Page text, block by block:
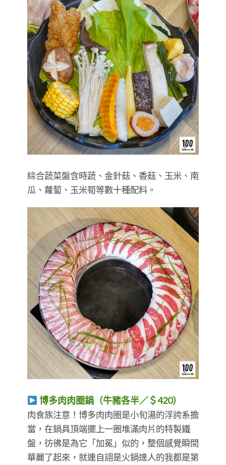
綜合蔬菜盤含時蔬、金針菇、香菇、玉米、南
瓜、蘿蔔、玉米筍等數十種配料。
博多肉肉圈鍋（牛豬各半／＄420）
肉食族注意！博多肉肉圈是小旬湯的浮誇系擔
當，在鍋具頂端擺上一圈堆滿肉片的特製鐵
盤，彷彿是為它「加冕」似的，整個感覺瞬間
華麗了起來，就連自詡是火鍋達人的我都是第